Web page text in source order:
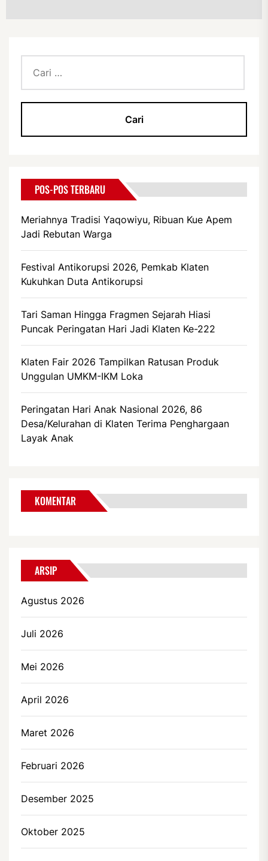
untuk:
POS-POS TERBARU
Meriahnya Tradisi Yaqowiyu, Ribuan Kue Apem
Jadi Rebutan Warga
Festival Antikorupsi 2026, Pemkab Klaten
Kukuhkan Duta Antikorupsi
Tari Saman Hingga Fragmen Sejarah Hiasi
Puncak Peringatan Hari Jadi Klaten Ke-222
Klaten Fair 2026 Tampilkan Ratusan Produk
Unggulan UMKM-IKM Loka
Peringatan Hari Anak Nasional 2026, 86
Desa/Kelurahan di Klaten Terima Penghargaan
Layak Anak
KOMENTAR
ARSIP
Agustus 2026
Juli 2026
Mei 2026
April 2026
Maret 2026
Februari 2026
Desember 2025
Oktober 2025